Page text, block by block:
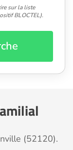
sur la liste
BLOCTEL).
(52120).